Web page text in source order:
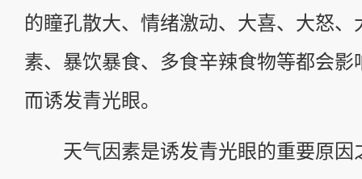
的瞳孔散大、情绪激动、大喜、大怒、
素、暴饮暴食、多食辛辣食物等都会影
而诱发青光眼。
天气因素是诱发青光眼的重要原因